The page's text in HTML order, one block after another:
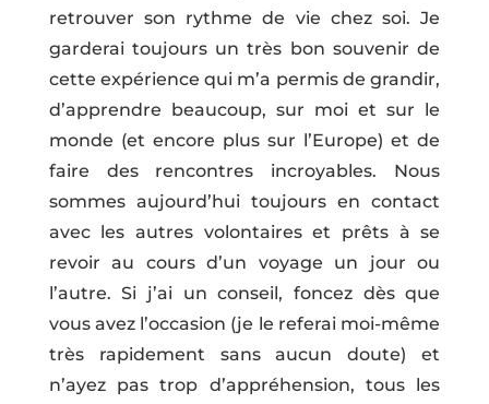
retrouver son rythme de vie chez soi. Je
garderai toujours un très bon souvenir de
cette expérience qui m’a permis de grandir,
d’apprendre beaucoup, sur moi et sur le
monde (et encore plus sur l’Europe) et de
faire des rencontres incroyables. Nous
sommes aujourd’hui toujours en contact
avec les autres volontaires et prêts à se
revoir au cours d’un voyage un jour ou
l’autre. Si j’ai un conseil, foncez dès que
vous avez l’occasion (je le referai moi-même
très rapidement sans aucun doute) et
n’ayez pas trop d’appréhension, tous les